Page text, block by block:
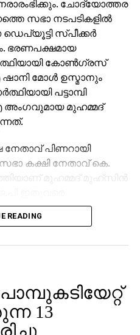
ചോദ്യോത്തര
സഭാ നടപടികളില്‍
ഡെപ്യൂട്ടി സ്പീക്കര്‍
ഭരണപക്ഷമായ
കോണ്‍ഗ്രസ്
മോള്‍ ഉസ്മാനും
പട്ടാമ്പി
മുഹമ്മദ്
നേതാവ് പിണറായി
കക്ഷി നേതാവ് കെ.
മുഹമ്മദ് മുഹ്‌സിന്‍
സഭയില്‍
വ്യക്തമായ
നന്ദി
എം.വിന്‍സെന്റ്‌റ് സഭയില്‍
നന്ദിപ്രമേയ ചര്‍ച്ച
സഭയില്‍ നടക്കും.
ബജറ്റ് ജൂണ്‍
READING
13